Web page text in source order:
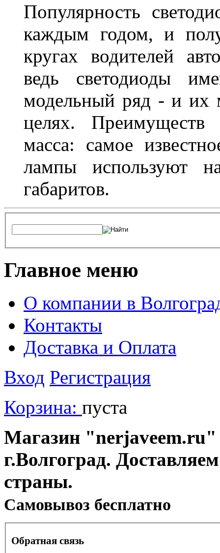
Популярность
каждым годом, и
кругах водителей
ведь светодиоды
модельный ряд - и их
целях.
масса: самое
лампы используют
габаритов.
Главное меню
О компании в
Контакты
Доставка и Оплата
Вход Регистрация
Корзина: пуста
Магазин "nerjaveem.ru"
г.Волгоград.
страны.
Cамовывоз бесплатно
Обратная связь